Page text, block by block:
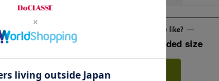
Check the recommended size